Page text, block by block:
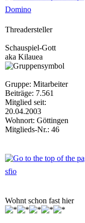
Domino
Threadersteller
Schauspiel-Gott
aka Kilauea
Gruppe: Mitarbeiter
Beiträge: 7.561
Mitglied seit:
20.04.2003
Wohnort: Göttingen
Mitglieds-Nr.: 46
sfio
Wohnt schon fast hier